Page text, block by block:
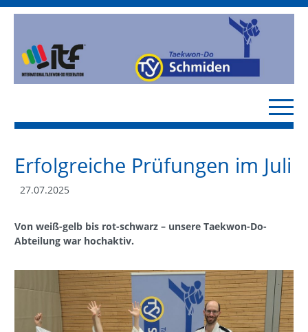
Erfolgreiche Prüfungen im Juli
27.07.2025
Von weiß-gelb bis rot-schwarz – unsere Taekwon-Do-
Abteilung war hochaktiv.